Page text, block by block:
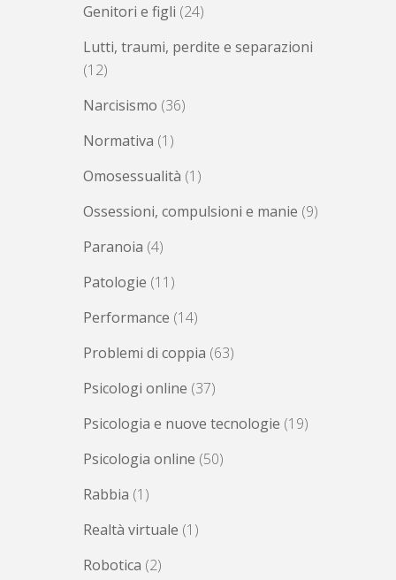
Genitori e figli (24)
Lutti, traumi, perdite e separazioni
(12)
Narcisismo (36)
Normativa (1)
Omosessualità (1)
Ossessioni, compulsioni e manie (9)
Paranoia (4)
Patologie (11)
Performance (14)
Problemi di coppia (63)
Psicologi online (37)
Psicologia e nuove tecnologie (19)
Psicologia online (50)
Rabbia (1)
Realtà virtuale (1)
Robotica (2)